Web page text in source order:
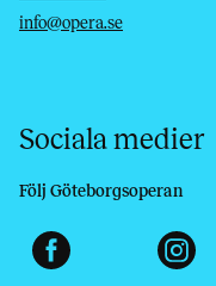
info@opera.se
Sociala medier
Följ Göteborgsoperan